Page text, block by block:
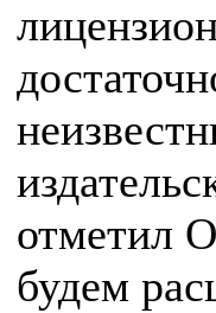
отметил
будем